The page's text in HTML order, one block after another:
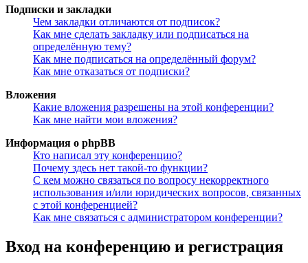
Подписки и закладки
Чем закладки отличаются от подписок?
Как мне сделать закладку или подписаться на
определённую тему?
Как мне подписаться на определённый форум?
Как мне отказаться от подписки?
Вложения
Какие вложения разрешены на этой конференции?
Как мне найти мои вложения?
Информация о phpBB
Кто написал эту конференцию?
Почему здесь нет такой-то функции?
С кем можно связаться по вопросу некорректного
использования и/или юридических вопросов, связанных
с этой конференцией?
Как мне связаться с администратором конференции?
Вход на конференцию и регистрация